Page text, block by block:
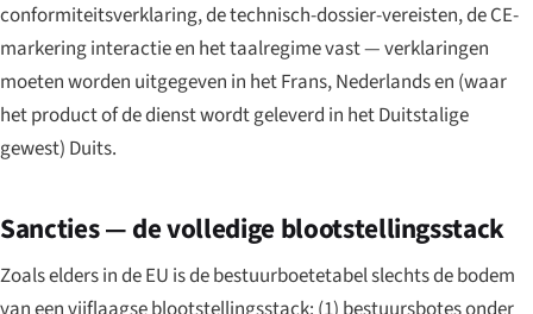
conformiteitsverklaring, de technisch-dossier-vereisten, de CE-
markering interactie en het taalregime vast — verklaringen
moeten worden uitgegeven in het Frans, Nederlands en (waar
het product of de dienst wordt geleverd in het Duitstalige
gewest) Duits.
Sancties — de volledige blootstellingsstack
Zoals elders in de EU is de bestuurboetetabel slechts de bodem